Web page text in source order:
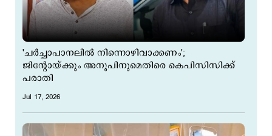
'ചര്‍ച്ചാപാനലില്‍ നിന്നൊഴിവാക്കണം';
ജിന്‍റോയ്ക്കും അനൂപിനുമെതിരെ കെപിസിസിക്ക്
പരാതി
Jul 17, 2026